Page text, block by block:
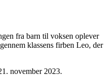
fra barn til voksen oplever
klassens firben Leo, der
november 2023.